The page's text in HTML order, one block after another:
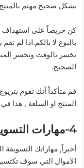
بشكل صحيح مهتم
كن حريصاً على استهداف
بالنوع لا بالكم.اذا لم
تخسر بالوقت وتخسر
الصحيح.
قم متأكداً أنك تقوم
المنتج او السلعة , هذا
4-مهارات التسويق.
أخيراً, مهاراتك
الأموال التي سوف